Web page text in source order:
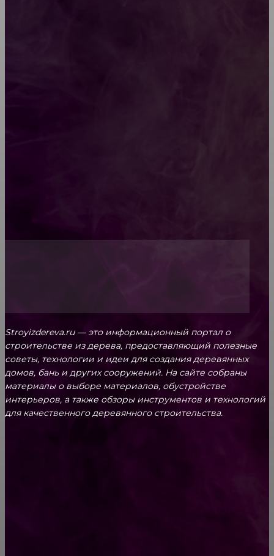
Stroyizdereva.ru — это информационный портал о
строительстве из дерева, предоставляющий полезные
советы, технологии и идеи для создания деревянных
домов, бань и других сооружений. На сайте собраны
материалы о выборе материалов, обустройстве
интерьеров, а также обзоры инструментов и технологий
для качественного деревянного строительства.